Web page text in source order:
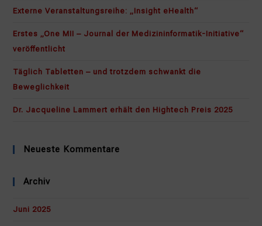
Externe Veranstaltungsreihe: „Insight eHealth“
Erstes „One MII – Journal der Medizininformatik-Initiative“
veröffentlicht
Täglich Tabletten – und trotzdem schwankt die
Beweglichkeit
Dr. Jacqueline Lammert erhält den Hightech Preis 2025
Neueste Kommentare
Archiv
Juni 2025